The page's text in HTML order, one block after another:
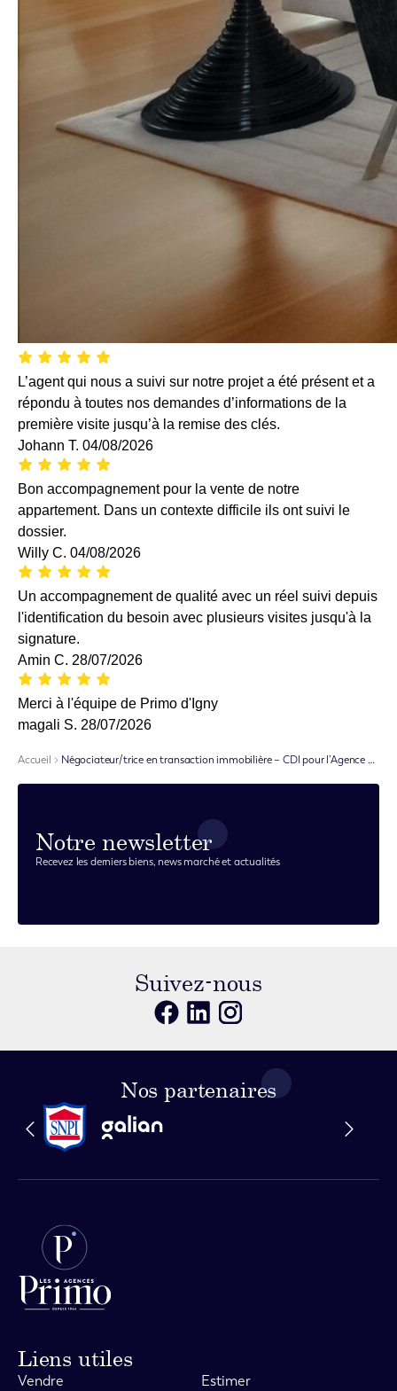
L’agent qui nous a suivi sur notre projet a été présent et a
répondu à toutes nos demandes d’informations de la
première visite jusqu’à la remise des clés.
Johann T. 04/08/2026
Bon accompagnement pour la vente de notre
appartement. Dans un contexte difficile ils ont suivi le
dossier.
Willy C. 04/08/2026
Un accompagnement de qualité avec un réel suivi depuis
l'identification du besoin avec plusieurs visites jusqu'à la
signature.
Amin C. 28/07/2026
Merci à l'équipe de Primo d'Igny
magali S. 28/07/2026
Accueil Négociateur/trice en transaction immobilière – CDI pour l’Agence Primo Antony
Notre newsletter
Recevez les derniers biens, news marché et actualités
Suivez-nous
Nos partenaires
Liens utiles
Vendre
Estimer